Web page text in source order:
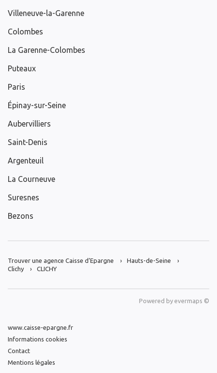
Villeneuve-la-Garenne
Colombes
La Garenne-Colombes
Puteaux
Paris
Épinay-sur-Seine
Aubervilliers
Saint-Denis
Argenteuil
La Courneuve
Suresnes
Bezons
Trouver une agence Caisse d’Epargne
Hauts-de-Seine
Clichy
CLICHY
Powered by evermaps ©
www.caisse-epargne.fr
Informations cookies
Contact
Mentions légales